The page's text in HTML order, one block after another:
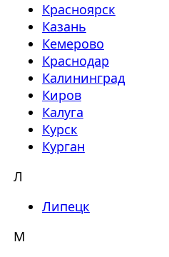
Красноярск
Казань
Кемерово
Краснодар
Калининград
Киров
Калуга
Курск
Курган
Л
Липецк
М